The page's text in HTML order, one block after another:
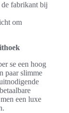
fabrikant bij
om
se een hoog
paar slimme
een luxe